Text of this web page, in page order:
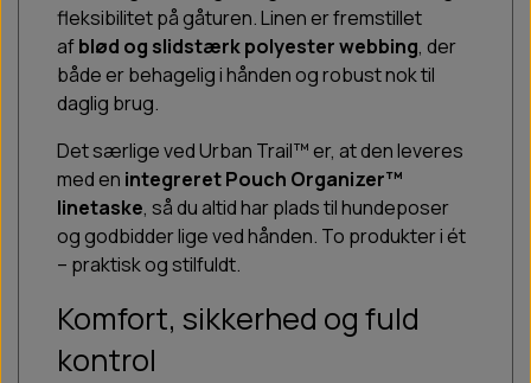
fleksibilitet på gåturen. Linen er fremstillet
afblød og slidstærk polyester webbing, der
både er behagelig i hånden og robust nok til
daglig brug.
Det særlige ved Urban Trail™ er, at den leveres
med en integreret Pouch Organizer™
linetaske, så du altid har plads til hundeposer
og godbidder lige ved hånden. To produkter i ét
– praktisk og stilfuldt.
Komfort, sikkerhed og fuld
kontrol